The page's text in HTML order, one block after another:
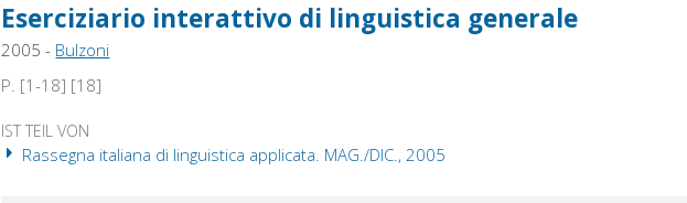
Eserciziario interattivo di linguistica generale
2005 - Bulzoni
P. [1-18] [18]
IST TEIL VON
Rassegna italiana di linguistica applicata. MAG./DIC., 2005